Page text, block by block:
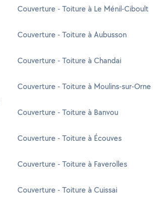
Couverture - Toiture à Le Ménil-Ciboult
Couverture - Toiture à Aubusson
Couverture - Toiture à Chandai
Couverture - Toiture à Moulins-sur-Orne
Couverture - Toiture à Banvou
Couverture - Toiture à Écouves
Couverture - Toiture à Faverolles
Couverture - Toiture à Cuissai